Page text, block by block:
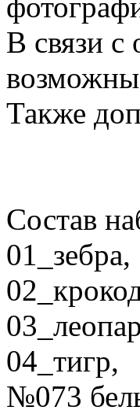
В связи с
возможны
Также
Состав
01_зебра,
04_тигр,
№073